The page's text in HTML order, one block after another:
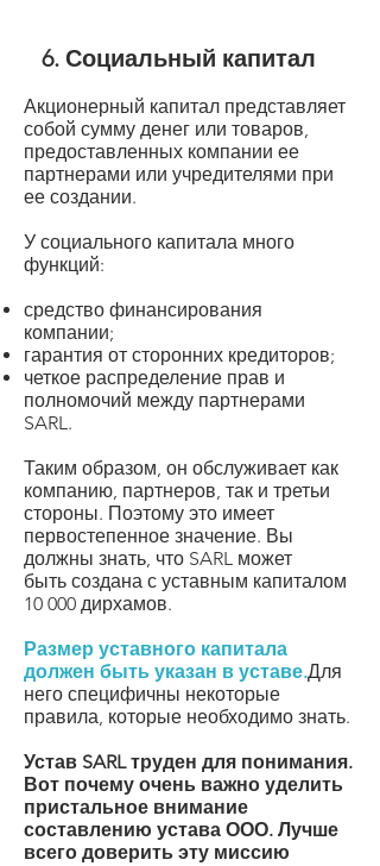
6. Социальный капитал
Акционерный капитал представляет
собой сумму денег или товаров,
предоставленных компании ее
партнерами или учредителями при
ее создании.
У социального капитала много
функций:
средство финансирования
компании;
гарантия от сторонних кредиторов;
четкое распределение прав и
полномочий между партнерами
SARL.
Таким образом, он обслуживает как
компанию, партнеров, так и третьи
стороны. Поэтому это имеет
первостепенное значение. Вы
должны знать, что SARL может
быть создана с уставным капиталом
10 000 дирхамов.
Размер уставного капитала
должен быть указан в уставе.Для
него специфичны некоторые
правила, которые необходимо знать.
Устав SARL труден для понимания.
Вот почему очень важно уделить
пристальное внимание
составлению устава ООО. Лучше
всего доверить эту миссию